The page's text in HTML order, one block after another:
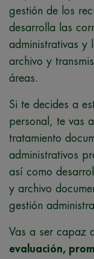
gestión de los
desarrolla las
administrativas y
archivo y
áreas.
Si te decides a
personal, te vas
tratamiento
administrativos
así como
y archivo
gestión
Vas a ser capaz
evaluación,